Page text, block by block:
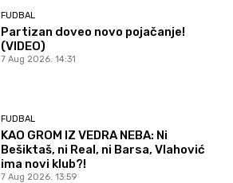
FUDBAL
Partizan doveo novo pojačanje!
(VIDEO)
7 Aug 2026. 14:31
FUDBAL
KAO GROM IZ VEDRA NEBA: Ni
Bešiktaš, ni Real, ni Barsa, Vlahović
ima novi klub?!
7 Aug 2026. 13:59